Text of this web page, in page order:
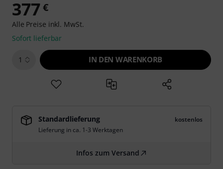
377 €
Alle Preise inkl. MwSt.
Sofort lieferbar
1 IN DEN WARENKORB
Standardlieferung
kostenlos
Lieferung in ca. 1-3 Werktagen
Infos zum Versand